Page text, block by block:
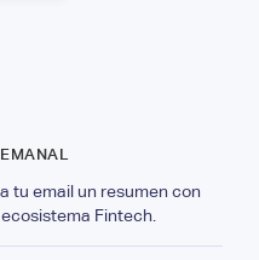
tu email un resumen con
Fintech.